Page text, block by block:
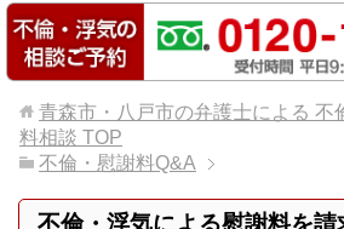
青森市・八戸市の弁護士による 不
料相談 TOP
不倫・慰謝料Q&A
不倫・浮気による慰謝料を